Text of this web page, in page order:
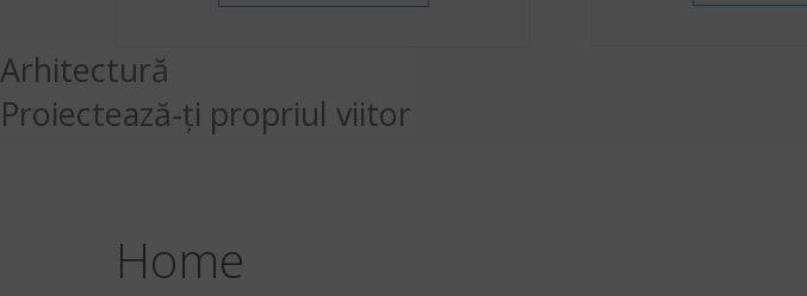
Arhitectură
Proiectează-ți propriul viitor
Home